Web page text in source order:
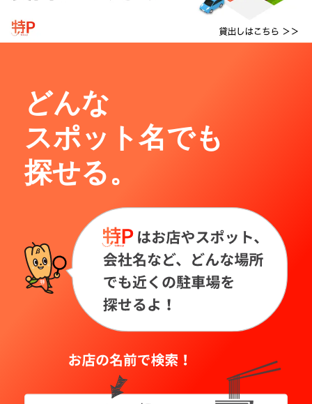
どんな
スポット名でも
探せる。